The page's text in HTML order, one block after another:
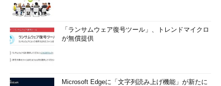
「ランサムウェア復号ツール」、トレンドマイクロ
が無償提供
Microsoft Edgeに「文字列読み上げ機能」が新たに